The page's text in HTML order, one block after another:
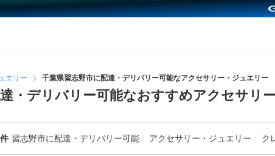
エリー 千葉県習志野市に配達・デリバリー可能なアクセサリー・ジュエリー
達・デリバリー可能なおすすめアクセサリ
習志野市に配達・デリバリー可能 アクセサリー・ジュエリー ク